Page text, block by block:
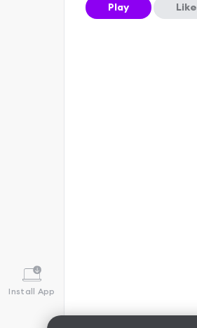
Install App
Play Like